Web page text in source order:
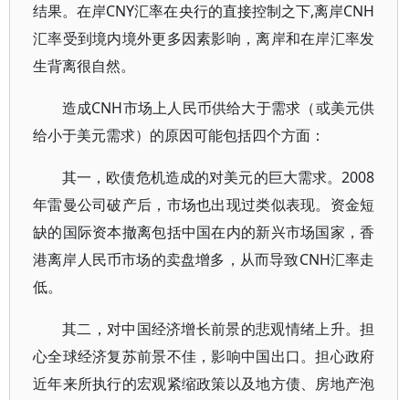
结果。在岸CNY汇率在央行的直接控制之下,离岸CNH
汇率受到境内境外更多因素影响，离岸和在岸汇率发
生背离很自然。
造成CNH市场上人民币供给大于需求（或美元供
给小于美元需求）的原因可能包括四个方面：
其一，欧债危机造成的对美元的巨大需求。2008
年雷曼公司破产后，市场也出现过类似表现。资金短
缺的国际资本撤离包括中国在内的新兴市场国家，香
港离岸人民币市场的卖盘增多，从而导致CNH汇率走
低。
其二，对中国经济增长前景的悲观情绪上升。担
心全球经济复苏前景不佳，影响中国出口。担心政府
近年来所执行的宏观紧缩政策以及地方债、房地产泡